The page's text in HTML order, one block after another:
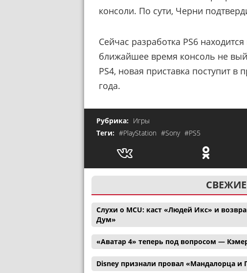
консоли. По сути, Черни
Сейчас разработка PS6
ближайшее время консоль не
PS4, новая приставка поступит
года.
Рубрика: Игры
Теги: #PlayStation #Sony #PS5
Слухи о MCU: каст «Людей Икс» и
Дум»
«Аватар 4» теперь под вопросом —
Disney признали провал «Мандалорца и